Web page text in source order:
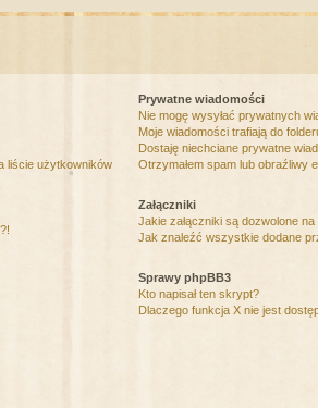
liście użytkowników
Prywatne wiadomości
Nie mogę wysyłać prywatnych
Moje wiadomości trafiają do
Dostaję niechciane prywatne
Otrzymałem spam lub obraźliwy
Załączniki
Jakie załączniki są dozwolone
Jak znaleźć wszystkie dodane
Sprawy phpBB3
Kto napisał ten skrypt?
Dlaczego funkcja X nie jest